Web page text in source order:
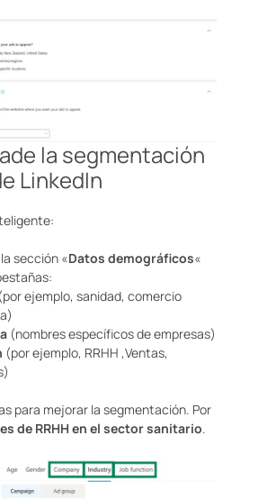
la segmentación
LinkedIn
sección «Datos demográficos«
(por ejemplo, sanidad, comercio
(nombres específicos de empresas)
(por ejemplo, RRHH ,Ventas,
para mejorar la segmentación. Por
de RRHH en el sector sanitario.